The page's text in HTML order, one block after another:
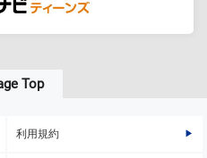
Top
利用規約